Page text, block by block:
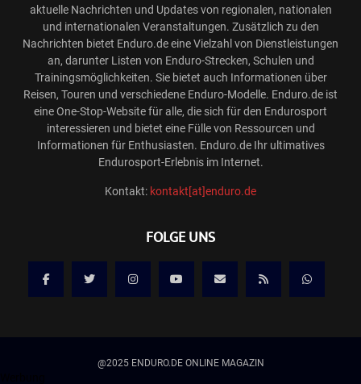
aktuelle Nachrichten und Updates von regionalen, nationalen
und internationalen Veranstaltungen. Zusätzlich zu den
Nachrichten bietet Enduro.de eine Vielzahl von Dienstleistungen
an, darunter Listen von Enduro-Strecken, Schulen und
Trainingsmöglichkeiten. Sie bietet auch Informationen über
Reisen, Touren und verschiedene Enduro-Modelle. Enduro.de ist
eine One-Stop-Website für alle, die sich für den Endurosport
interessieren und bietet eine Fülle von Ressourcen und
Informationen für Enthusiasten. Enduro.de Ihr ultimatives
Endurosport-Erlebnis im Internet.
Kontakt: kontakt[at]enduro.de
FOLGE UNS
@2025 ENDURO.DE ONLINE MAGAZIN